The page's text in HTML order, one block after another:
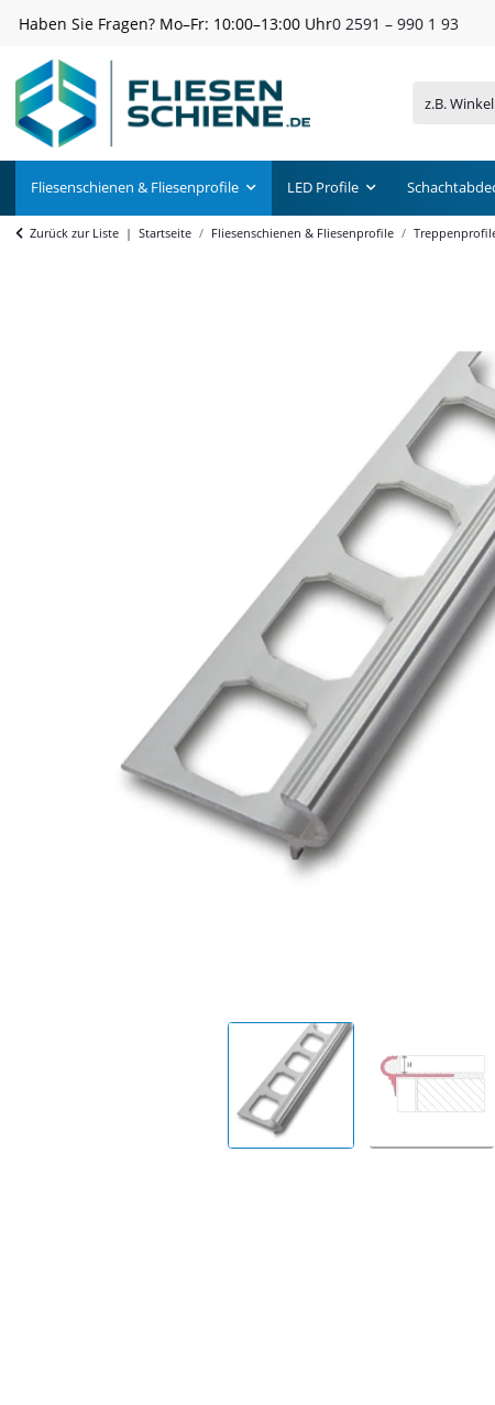
Versandkostenfrei ab 300 € Einkaufswert
Fliesenschienen & Fliesenprofile LED Profile
Zurück zur Liste Startseite Fliesenschienen & Fliesenprofile